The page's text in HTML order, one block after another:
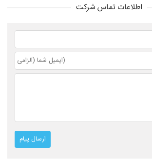
اطلاعات تماس شرکت